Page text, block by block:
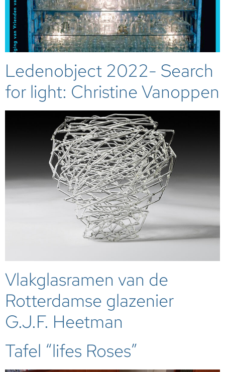
Ledenobject 2022- Search
for light: Christine Vanoppen
Vlakglasramen van de
Rotterdamse glazenier
G.J.F. Heetman
Tafel “lifes Roses”